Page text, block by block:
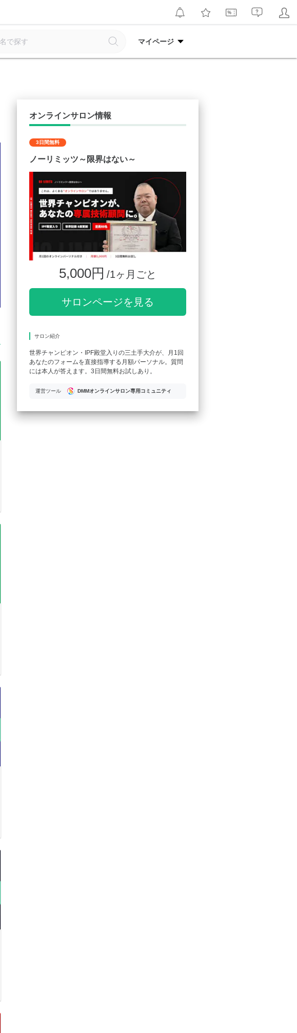
マイページ
オンラインサロン情報
3日間無料
ノーリミッツ～限界はない～
5,000円 /1ヶ月ごと
サロンページを見る
サロン紹介
世界チャンピオン・IPF殿堂入りの三土手大介が、月1回
あなたのフォームを直接指導する月額パーソナル。質問
には本人が答えます。3日間無料お試しあり。
運営ツール DMMオンラインサロン専用コミュニティ